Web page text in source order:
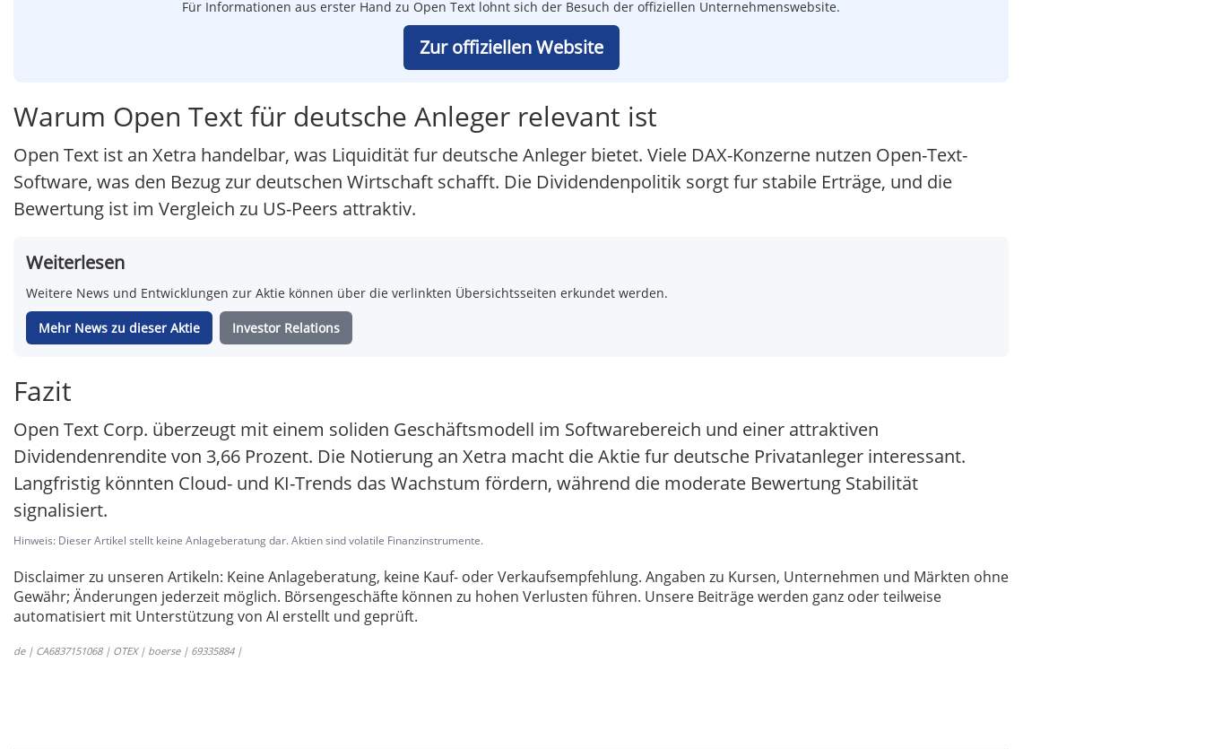
Für Informationen aus erster Hand zu Open Text lohnt sich der Besuch der offiziellen Unternehmenswebsite.
Zur offiziellen Website
Warum Open Text für deutsche Anleger relevant ist
Open Text ist an Xetra handelbar, was Liquidität fur deutsche Anleger bietet. Viele DAX-Konzerne nutzen Open-Text-
Software, was den Bezug zur deutschen Wirtschaft schafft. Die Dividendenpolitik sorgt fur stabile Erträge, und die
Bewertung ist im Vergleich zu US-Peers attraktiv.
Weiterlesen
Weitere News und Entwicklungen zur Aktie können über die verlinkten Übersichtsseiten erkundet werden.
Mehr News zu dieser Aktie Investor Relations
Fazit
Open Text Corp. überzeugt mit einem soliden Geschäftsmodell im Softwarebereich und einer attraktiven
Dividendenrendite von 3,66 Prozent. Die Notierung an Xetra macht die Aktie fur deutsche Privatanleger interessant.
Langfristig könnten Cloud- und KI-Trends das Wachstum fördern, während die moderate Bewertung Stabilität
signalisiert.
Hinweis: Dieser Artikel stellt keine Anlageberatung dar. Aktien sind volatile Finanzinstrumente.
Disclaimer zu unseren Artikeln: Keine Anlageberatung, keine Kauf- oder Verkaufsempfehlung. Angaben zu Kursen, Unternehmen und Märkten ohne
Gewähr; Änderungen jederzeit möglich. Börsengeschäfte können zu hohen Verlusten führen. Unsere Beiträge werden ganz oder teilweise
automatisiert mit Unterstützung von AI erstellt und geprüft.
de | CA6837151068 | OTEX | boerse | 69335884 |